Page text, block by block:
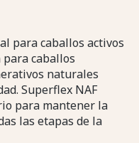
para caballos activos
caballos
naturales
Superflex NAF
para mantener la
las etapas de la